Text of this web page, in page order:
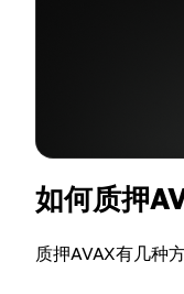
如何质押
质押AVAX有几种